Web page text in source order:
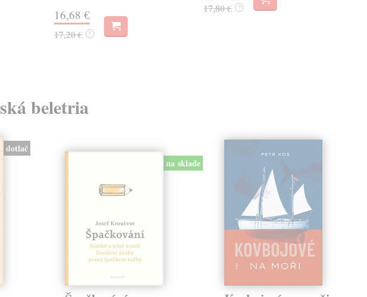
16,68 €
17,20 € ?
17,80 € ?
beletria
dotlač
na sklade